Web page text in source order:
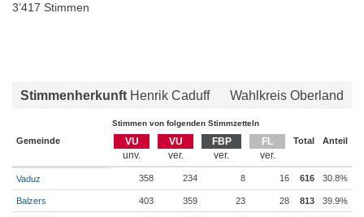
3’417 Stimmen
Stimmenherkunft Henrik Caduff Wahlkreis Oberland
Stimmen von folgenden Stimmzetteln
Gemeinde VU VU FBP FL Total Anteil
Vaduz 358 234 8 16 616 30.8%
Balzers 403 359 23 28 813 39.9%